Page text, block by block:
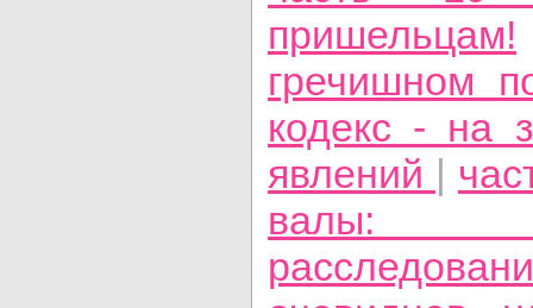
пришельцам!
гречишном
кодекс - на
явлений |
валы: